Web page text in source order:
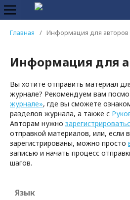
Главная / Информация для авторов
Информация для
Вы хотите отправить материал
журнале? Рекомендуем вам
журнале», где вы сможете
разделов журнала, а также с
Авторам нужно
отправкой материалов, или, если
зарегистрированы, можно просто
записью и начать процесс
шагов.
Язык